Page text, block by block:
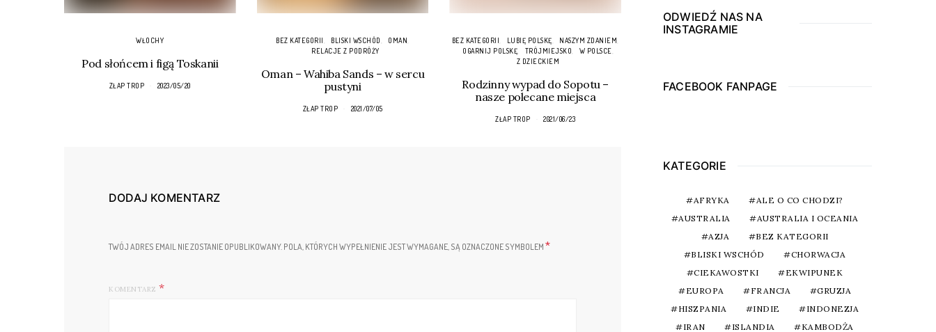
WŁOCHY
Pod słońcem i figą Toskanii
ZŁAP TROP 2023/05/20
BEZ KATEGORII BLISKI WSCHÓD
OMAN
RELACJE Z PODRÓŻY
Oman – Wahiba Sands – w sercu
pustyni
ZŁAP TROP 2021/07/05
BEZ KATEGORII LUBIĘ POLSKĘ
NASZYM ZDANIEM
OGARNIJ POLSKĘ
TRÓJMIEJSKO
W POLSCE
Z DZIECKIEM
Rodzinny wypad do Sopotu –
nasze polecane miejsca
ZŁAP TROP 2021/06/23
DODAJ KOMENTARZ
TWÓJ ADRES EMAIL NIE ZOSTANIE OPUBLIKOWANY. POLA, KTÓRYCH WYPEŁNIENIE JEST WYMAGANE, SĄ OZNACZONE SYMBOLEM *
KOMENTARZ
ODWIEDŹ NAS NA
INSTAGRAMIE
FACEBOOK FANPAGE
KATEGORIE
AFRYKA
ALE O CO CHODZI?
AUSTRALIA
AUSTRALIA I OCEANIA
AZJA
BEZ KATEGORII
BLISKI WSCHÓD
CHORWACJA
CIEKAWOSTKI
EKWIPUNEK
EUROPA
FRANCJA
GRUZJA
HISZPANIA
INDIE
INDONEZJA
IRAN
ISLANDIA
KAMBODŻA